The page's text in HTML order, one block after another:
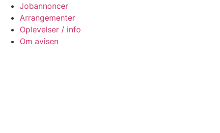
Jobannoncer
Arrangementer
Oplevelser / info
Om avisen